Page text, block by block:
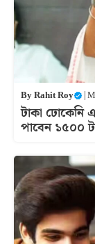
ByRahit Roy |
টাকা ঢোকেনি
পাবেন ১৫০০